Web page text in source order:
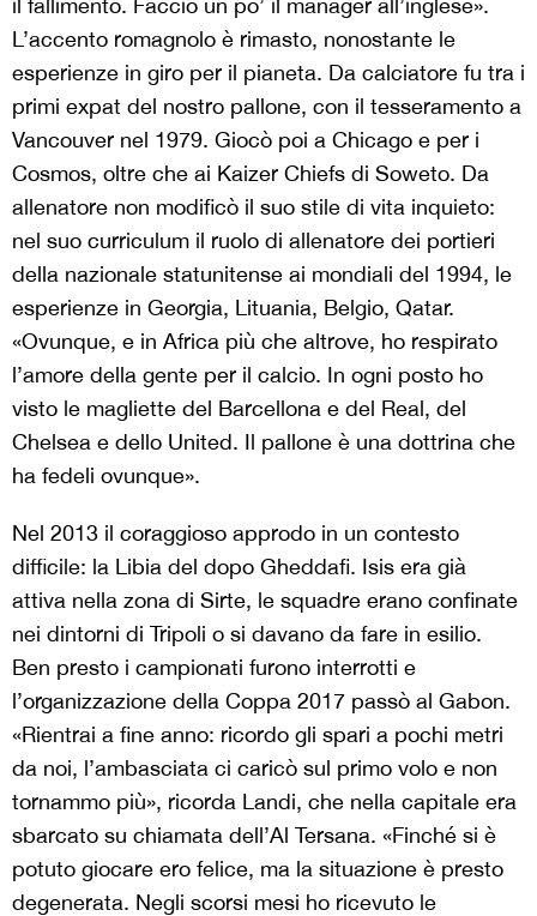
il fallimento. Faccio un po’ il manager all’inglese».
L’accento romagnolo è rimasto, nonostante le
esperienze in giro per il pianeta. Da calciatore fu tra i
primi expat del nostro pallone, con il tesseramento a
Vancouver nel 1979. Giocò poi a Chicago e per i
Cosmos, oltre che ai Kaizer Chiefs di Soweto. Da
allenatore non modificò il suo stile di vita inquieto:
nel suo curriculum il ruolo di allenatore dei portieri
della nazionale statunitense ai mondiali del 1994, le
esperienze in Georgia, Lituania, Belgio, Qatar.
«Ovunque, e in Africa più che altrove, ho respirato
l’amore della gente per il calcio. In ogni posto ho
visto le magliette del Barcellona e del Real, del
Chelsea e dello United. Il pallone è una dottrina che
ha fedeli ovunque».
Nel 2013 il coraggioso approdo in un contesto
difficile: la Libia del dopo Gheddafi. Isis era già
attiva nella zona di Sirte, le squadre erano confinate
nei dintorni di Tripoli o si davano da fare in esilio.
Ben presto i campionati furono interrotti e
l’organizzazione della Coppa 2017 passò al Gabon.
«Rientrai a fine anno: ricordo gli spari a pochi metri
da noi, l’ambasciata ci caricò sul primo volo e non
tornammo più», ricorda Landi, che nella capitale era
sbarcato su chiamata dell’Al Tersana. «Finché si è
potuto giocare ero felice, ma la situazione è presto
degenerata. Negli scorsi mesi ho ricevuto le